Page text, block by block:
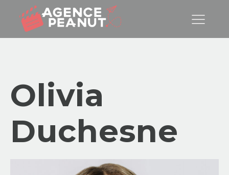
Olivia
Duchesne